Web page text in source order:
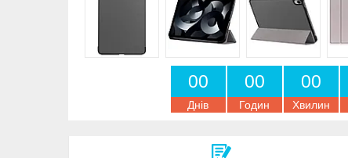
00
Днів
00
Годин
00
Хвилин